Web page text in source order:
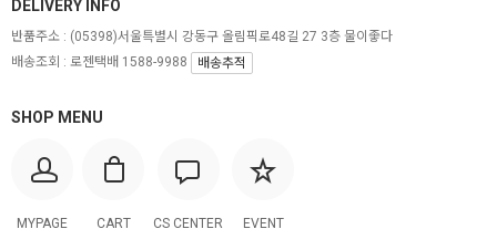
SHOP MENU
MYPAGE CART CS CENTER EVENT
DELIVERY INFO
반품주소 : (05398)서울특별시 강동구 올림픽로48길 27 3층 물이좋다
배송조회 : 로젠택배 1588-9988
배송추적